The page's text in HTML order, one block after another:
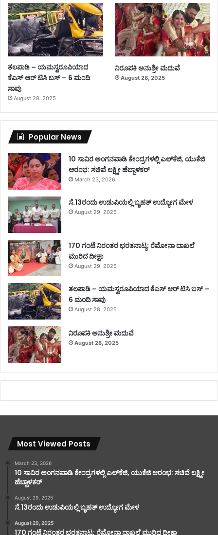
ತಲಪಾಡಿ – ಯಮಸ್ವರೂಪಿಯಾದ
ಕೆಎಸ್ ಆರ್ ಟಿಸಿ ಬಸ್ – 6 ಮಂದಿ
ಸಾವು
August 28, 2025
ನಿರೂಪಕಿ ಅನುಶ್ರೀ ಮದುವೆ
August 28, 2025
Popular News
10 ಸಾವಿರ ಅಂಗನವಾಡಿ ಕೇಂದ್ರಗಳಲ್ಲಿ ಎಲ್‌ಕೆಜಿ, ಯುಕೆಜಿ
ಆರಂಭ: ಸಚಿವೆ ಲಕ್ಷ್ಮೀ ಹೆಬ್ಬಾಳಕರ್
March 23, 2026
ಸೆ.13ರಂದು ಉಡುಪಿಯಲ್ಲಿ ಬೃಹತ್ ಉದ್ಯೋಗ ಮೇಳ
August 29, 2025
170 ಗಂಟೆ ನಿರಂತರ ಭರತನಾಟ್ಯ: ರೆಮೋನಾ ದಾಖಲೆ
ಮುರಿದ ದೀಕ್ಷಾ
August 29, 2025
ತಲಪಾಡಿ – ಯಮಸ್ವರೂಪಿಯಾದ ಕೆಎಸ್ ಆರ್ ಟಿಸಿ ಬಸ್ –
6 ಮಂದಿ ಸಾವು
August 28, 2025
ನಿರೂಪಕಿ ಅನುಶ್ರೀ ಮದುವೆ
August 28, 2025
Most Viewed Posts
March 23, 2026
10 ಸಾವಿರ ಅಂಗನವಾಡಿ ಕೇಂದ್ರಗಳಲ್ಲಿ ಎಲ್‌ಕೆಜಿ, ಯುಕೆಜಿ ಆರಂಭ: ಸಚಿವೆ ಲಕ್ಷ್ಮೀ
ಹೆಬ್ಬಾಳಕರ್
August 29, 2025
ಸೆ.13ರಂದು ಉಡುಪಿಯಲ್ಲಿ ಬೃಹತ್ ಉದ್ಯೋಗ ಮೇಳ
August 29, 2025
170 ಗಂಟೆ ನಿರಂತರ ಭರತನಾಟ್ಯ: ರೆಮೋನಾ ದಾಖಲೆ ಮುರಿದ ದೀಕ್ಷಾ